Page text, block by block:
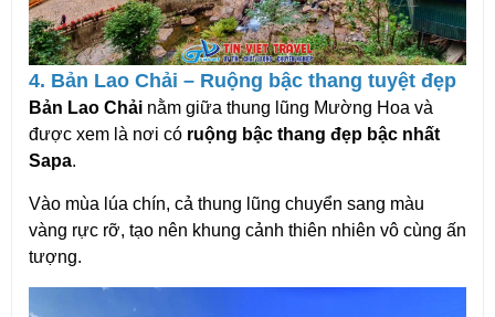
4. Bản Lao Chải – Ruộng bậc thang tuyệt đẹp
Bản Lao Chải nằm giữa thung lũng Mường Hoa và
được xem là nơi có ruộng bậc thang đẹp bậc nhất
Sapa.
Vào mùa lúa chín, cả thung lũng chuyển sang màu
vàng rực rỡ, tạo nên khung cảnh thiên nhiên vô cùng ấn
tượng.